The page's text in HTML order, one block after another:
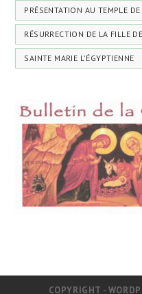
PRÉSENTATION AU TEMPLE
RÉSURRECTION DE LA FILLE
SAINTE MARIE L'ÉGYPTIENNE
COPYRIGHT -